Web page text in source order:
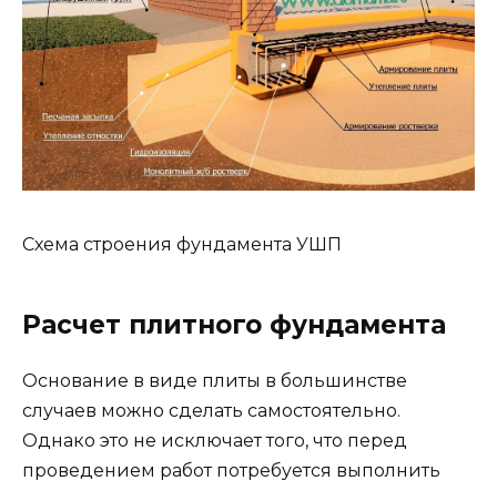
Схема строения фундамента УШП
Расчет плитного фундамента
Основание в виде плиты в большинстве
случаев можно сделать самостоятельно.
Однако это не исключает того, что перед
проведением работ потребуется выполнить